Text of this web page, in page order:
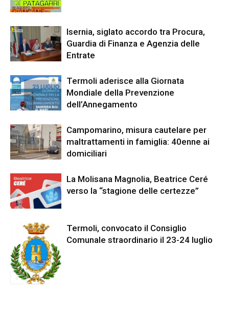
Isernia, siglato accordo tra Procura,
Guardia di Finanza e Agenzia delle
Entrate
Termoli aderisce alla Giornata
Mondiale della Prevenzione
dell’Annegamento
Campomarino, misura cautelare per
maltrattamenti in famiglia: 40enne ai
domiciliari
La Molisana Magnolia, Beatrice Ceré
verso la “stagione delle certezze”
Termoli, convocato il Consiglio
Comunale straordinario il 23-24 luglio